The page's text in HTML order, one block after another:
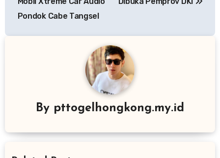
Pondok Cabe Tangsel
By pttogelhongkong.my.id